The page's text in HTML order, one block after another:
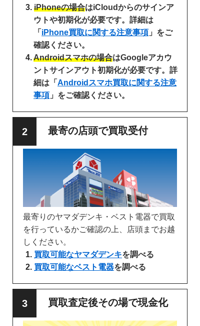
iPhoneの場合はiCloudからのサインア
ウトや初期化が必要です。詳細は
「 iPhone買取に関する注意事項 」をご
確認ください。
Androidスマホの場合はGoogleアカウ
ントサインアウト初期化が必要です。詳
細は「 Androidスマホ買取に関する注意
事項 」をご確認ください。
最寄の店頭で買取受付
最寄りのヤマダデンキ・ベスト電器で買取
を行っているかご確認の上、店頭までお越
しください。
買取可能なヤマダデンキを調べる
買取可能なベスト電器を調べる
買取査定後その場で現金化